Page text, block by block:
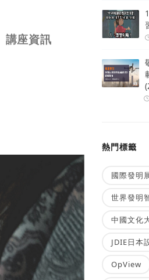
講座資訊
熱門標籤
國際發明
世界發明
中國文化
JDIE日本
OpView